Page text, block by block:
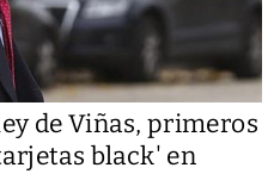
de Viñas, primeros
black' en